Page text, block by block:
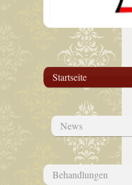
Startseite
News
Behandlungen